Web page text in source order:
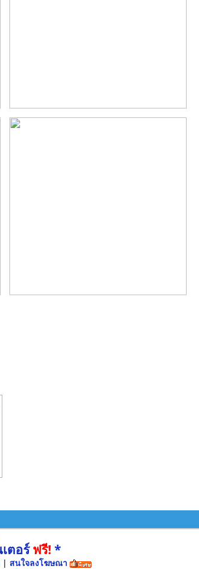
ตอร์ฟรี! *
| สนใจลงโฆษณา